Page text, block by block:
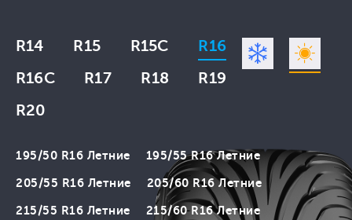
R14 R15 R15C
R16
R16C
R17 R18
R19
R20
195/50 R16 Летние
195/55 R16 Летние
205/55 R16 Летние
205/60 R16 Летние
215/55 R16 Летние
215/60 R16 Летние